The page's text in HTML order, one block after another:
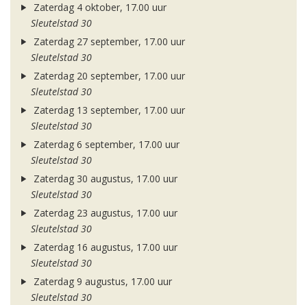
Zaterdag 4 oktober, 17.00 uur
Sleutelstad 30
Zaterdag 27 september, 17.00 uur
Sleutelstad 30
Zaterdag 20 september, 17.00 uur
Sleutelstad 30
Zaterdag 13 september, 17.00 uur
Sleutelstad 30
Zaterdag 6 september, 17.00 uur
Sleutelstad 30
Zaterdag 30 augustus, 17.00 uur
Sleutelstad 30
Zaterdag 23 augustus, 17.00 uur
Sleutelstad 30
Zaterdag 16 augustus, 17.00 uur
Sleutelstad 30
Zaterdag 9 augustus, 17.00 uur
Sleutelstad 30